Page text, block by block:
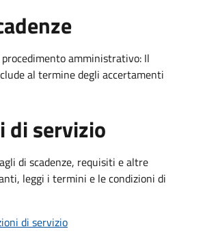
amministrativo: Il
al termine degli accertamenti
di servizio
di scadenze, requisiti e altre
leggi i termini e le condizioni di
di servizio